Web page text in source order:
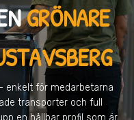
GRÖNARE
enkelt för medarbetarna
transporter och full
en hållbar profil som är